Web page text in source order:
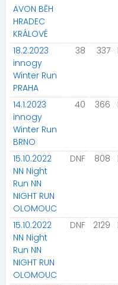
AVON BĚH
HRADEC
KRÁLOVÉ
18.2.2023
innogy
Winter Run
PRAHA
38 337
14.1.2023
innogy
Winter Run
BRNO
40 366
15.10.2022
NN Night
Run NN
NIGHT RUN
OLOMOUC
DNF 808
15.10.2022
NN Night
Run NN
NIGHT RUN
OLOMOUC
DNF 2129